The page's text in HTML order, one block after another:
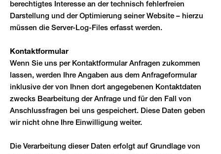
berechtigtes Interesse an der technisch fehlerfreien
Darstellung und der Optimierung seiner Website – hierzu
müssen die Server-Log-Files erfasst werden.
Kontaktformular
Wenn Sie uns per Kontaktformular Anfragen zukommen
lassen, werden Ihre Angaben aus dem Anfrageformular
inklusive der von Ihnen dort angegebenen Kontaktdaten
zwecks Bearbeitung der Anfrage und für den Fall von
Anschlussfragen bei uns gespeichert. Diese Daten geben
wir nicht ohne Ihre Einwilligung weiter.
Die Verarbeitung dieser Daten erfolgt auf Grundlage von